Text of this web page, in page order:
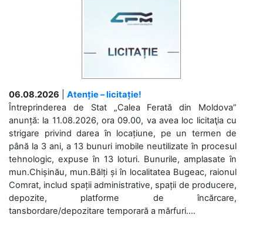
06.08.2026
Atenție – licitație!
Întreprinderea de Stat „Calea Ferată din Moldova”
anunță: la 11.08.2026, ora 09.00, va avea loc licitaţia cu
strigare privind darea în locațiune, pe un termen de
până la 3 ani, a 13 bunuri imobile neutilizate în procesul
tehnologic, expuse în 13 loturi. Bunurile, amplasate în
mun.Chișinău, mun.Bălți și în localitatea Bugeac, raionul
Comrat, includ spații administrative, spații de producere,
depozite, platforme de încărcare,
tansbordare/depozitare temporară a mărfuri....